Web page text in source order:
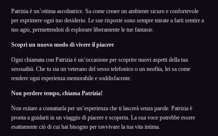
Patrizia è un’ottima ascoltatrice. Sa come creare un ambiente sicuro e confortevole
per esprimere ogni tuo desiderio. Le sue risposte sono sempre mirate a farti sentire a
tuo agio, permettendoti di esplorare liberamente le tue fantasie.
Scopri un nuovo modo di vivere il piacere
Ogni chiamata con Patrizia è un’occasione per scoprire nuovi aspetti della tua
sessualità. Che tu sia un veterano del sesso telefonico o un neofita, lei sa come
rendere ogni esperienza memorabile e soddisfacente.
Non perdere tempo, chiama Patrizia!
Non esitare a contattarla per un’esperienza che ti lascerà senza parole. Patrizia è
pronta a guidarti in un viaggio di piacere e scoperta. La sua voce potrebbe essere
esattamente ciò di cui hai bisogno per ravvivare la tua vita intima.